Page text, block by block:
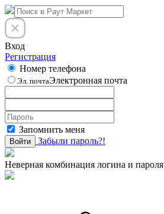
Вход
Регистрация
Номер телефона
Эл. почтаЭлектронная почта
Запомнить меня
Войти Забыли пароль?!
Неверная комбинация логина и пароля